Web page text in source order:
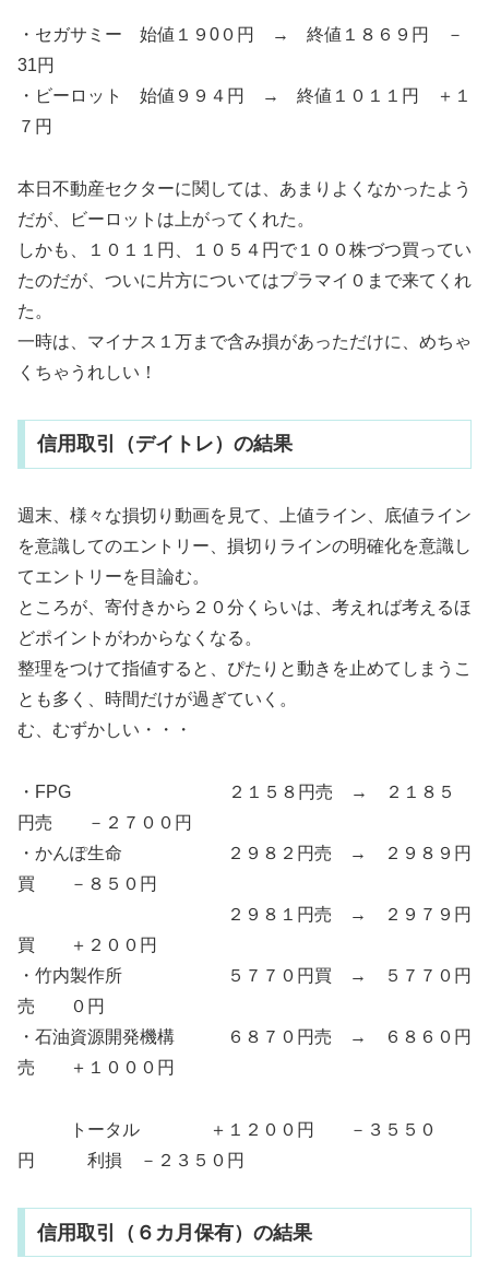
・セガサミー 始値１９0０円 → 終値１８６９円 －
31円
・ビーロット 始値９９４円 → 終値１０１１円 ＋１
７円
本日不動産セクターに関しては、あまりよくなかったよう
だが、ビーロットは上がってくれた。
しかも、１０１１円、１０５４円で１００株づつ買ってい
たのだが、ついに片方についてはプラマイ０まで来てくれ
た。
一時は、マイナス１万まで含み損があっただけに、めちゃ
くちゃうれしい！
信用取引（デイトレ）の結果
週末、様々な損切り動画を見て、上値ライン、底値ライン
を意識してのエントリー、損切りラインの明確化を意識し
てエントリーを目論む。
ところが、寄付きから２０分くらいは、考えれば考えるほ
どポイントがわからなくなる。
整理をつけて指値すると、ぴたりと動きを止めてしまうこ
とも多く、時間だけが過ぎていく。
む、むずかしい・・・
・FPG ２１５８円売 → ２１８５
円売 －２７００円
・かんぽ生命 ２９８２円売 → ２９８９円
買 －８５０円
２９８１円売 → ２９７９円
買 ＋２００円
・竹内製作所 ５７７０円買 → ５７７０円
売 ０円
・石油資源開発機構 ６８７０円売 → ６８６０円
売 ＋１０００円
トータル ＋１２００円 －３５５０
円 利損 －２３５０円
信用取引（６カ月保有）の結果